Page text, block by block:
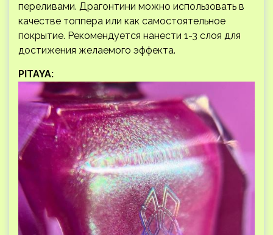
переливами. Драгонтини можно использовать в
качестве топпера или как самостоятельное
покрытие. Рекомендуется нанести 1-3 слоя для
достижения желаемого эффекта.
PITAYA: